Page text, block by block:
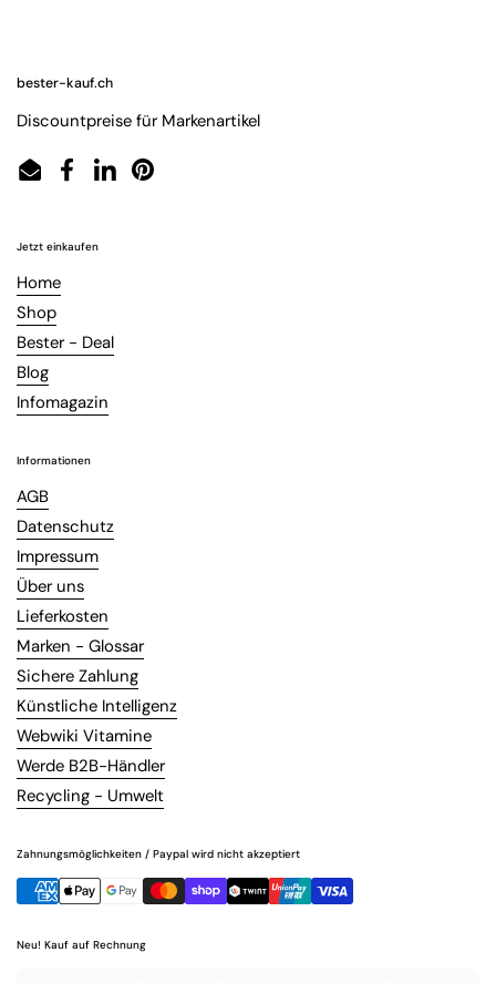
bester-kauf.ch
Discountpreise für Markenartikel
EmailFacebook
LinkedInPinterest
Jetzt einkaufen
Home
Shop
Bester - Deal
Blog
Infomagazin
Informationen
AGB
Datenschutz
Impressum
Über uns
Lieferkosten
Marken - Glossar
Sichere Zahlung
Künstliche Intelligenz
Webwiki Vitamine
Werde B2B-Händler
Recycling - Umwelt
Zahnungsmöglichkeiten / Paypal wird nicht akzeptiert
Neu! Kauf auf Rechnung